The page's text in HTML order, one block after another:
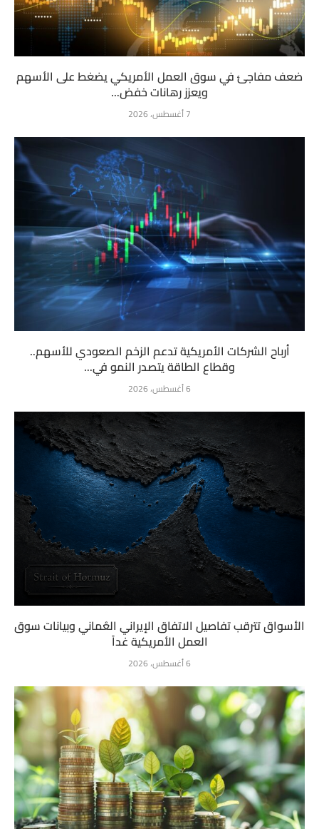
ضعف مفاجئ في سوق العمل الأمريكي يضغط على الأسهم
ويعزز رهانات خفض...
7 أغسطس، 2026
أرباح الشركات الأمريكية تدعم الزخم الصعودي للأسهم..
وقطاع الطاقة يتصدر النمو في...
6 أغسطس، 2026
الأسواق تترقب تفاصيل الاتفاق الإيراني العُماني وبيانات سوق
العمل الأمريكية غداً
6 أغسطس، 2026